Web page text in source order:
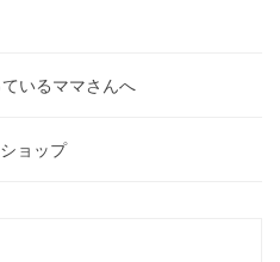
いるママさんへ
ョップ